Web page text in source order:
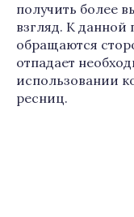
получить более
взгляд. К данной
обращаются
отпадает
использовании
ресниц.